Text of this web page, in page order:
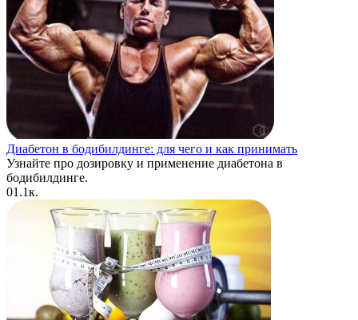
Диабетон в бодибилдинге: для чего и как принимать
Узнайте про дозировку и применение диабетона в
бодибилдинге.
01.1к.